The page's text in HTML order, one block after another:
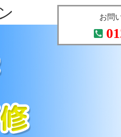
お問